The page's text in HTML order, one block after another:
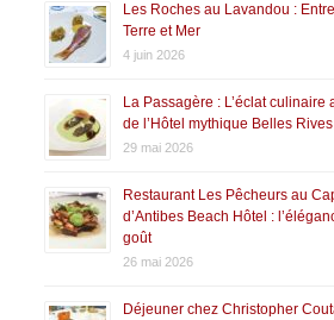
Les Roches au Lavandou :
Terre et Mer
4 juin 2026
La Passagère : L’éclat
de l’Hôtel mythique Belles Rives
29 mai 2026
Restaurant Les Pêcheurs au
d’Antibes Beach Hôtel :
goût
26 mai 2026
Déjeuner chez Christopher